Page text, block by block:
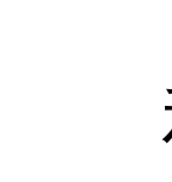
和